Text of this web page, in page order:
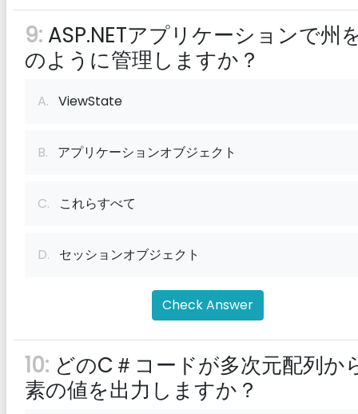
9: ASP.NETアプリケーションで州
のように管理しますか？
A. ViewState
B. アプリケーションオブジェクト
C. これらすべて
D. セッションオブジェクト
Check Answer
10: どのC＃コードが多次元配列か
素の値を出力しますか？